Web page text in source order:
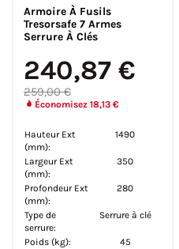
Armoire À Fusils
Tresorsafe 7 Armes
Serrure À Clés
240,87 €
259,00 €
Économisez 18,13 €
Hauteur Ext
(mm):
1490
Largeur Ext
(mm):
350
Profondeur Ext
(mm):
280
Type de
serrure:
Serrure à clé
Poids (kg):
45